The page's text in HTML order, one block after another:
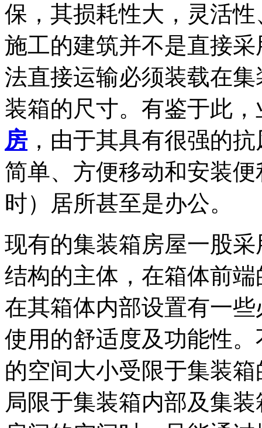
保，其损耗性大，灵活
施工的建筑并不是直接
法直接运输必须装载在
装箱的尺寸。有鉴于此
房，由于其具有很强的
简单、方便移动和安装
时）居所甚至是办公。
现有的集装箱房屋一股
结构的主体，在箱体前
在其箱体内部设置有一
使用的舒适度及功能性
的空间大小受限于集装
局限于集装箱内部及集